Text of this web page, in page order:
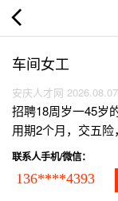
车间女工
安庆人才网 2026.08.07
招聘18周岁一45岁
用期2个月，交五
联系人手机/微信：
136****4393